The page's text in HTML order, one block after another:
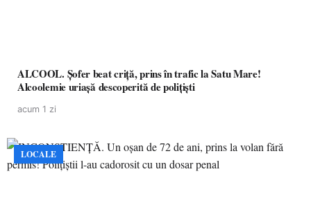
ALCOOL. Șofer beat criță, prins în trafic la Satu Mare!
Alcoolemie uriașă descoperită de polițiști
acum 1 zi
LOCALE